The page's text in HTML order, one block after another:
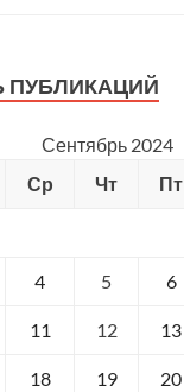
ПУБЛИКАЦИЙ
Сентябрь 2024
Ср Чт Пт
4 5 6
11 12 13
18 19 20